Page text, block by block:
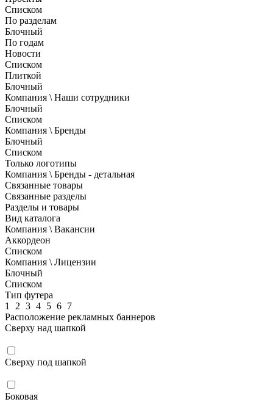
Списком
По разделам
Блочный
По годам
Новости
Списком
Плиткой
Блочный
Компания \ Наши сотрудники
Блочный
Списком
Компания \ Бренды
Блочный
Списком
Только логотипы
Компания \ Бренды - детальная
Связанные товары
Связанные разделы
Разделы и товары
Вид каталога
Компания \ Вакансии
Аккордеон
Списком
Компания \ Лицензии
Блочный
Списком
Тип футера
1
2 3 4 5 6 7
Расположение рекламных баннеров
Сверху над шапкой
Сверху под шапкой
Боковая